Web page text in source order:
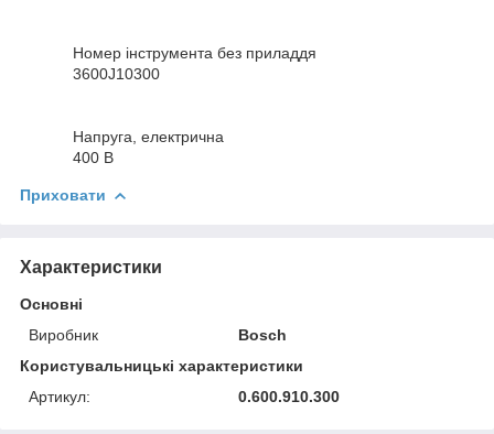
Номер інструмента без приладдя
3600J10300
Напруга, електрична
400 В
Приховати
Характеристики
Основні
Виробник
Bosch
Користувальницькі характеристики
Артикул:
0.600.910.300